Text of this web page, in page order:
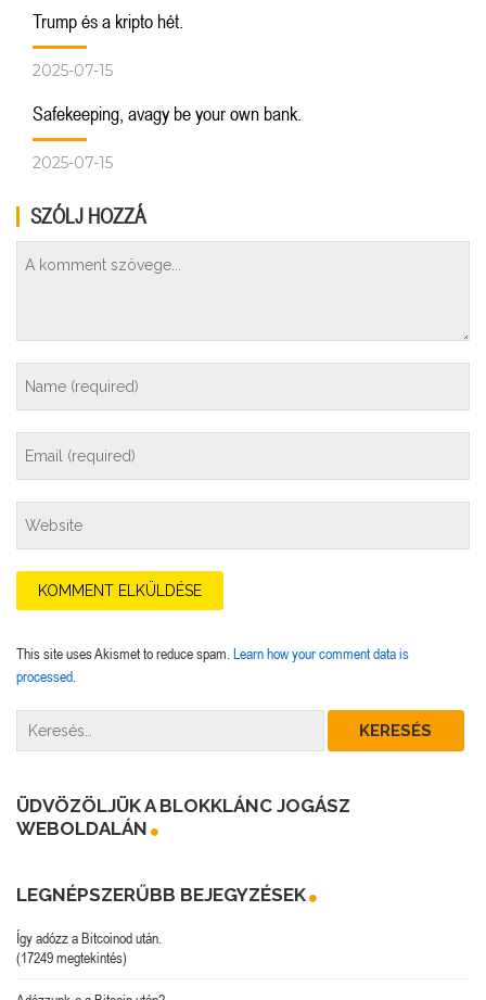
Trump és a kripto hét.
2025-07-15
Safekeeping, avagy be your own bank.
2025-07-15
SZÓLJ HOZZÁ
This site uses Akismet to reduce spam. Learn how your comment data is
processed.
ÜDVÖZÖLJÜK A BLOKKLÁNC JOGÁSZ
WEBOLDALÁN
LEGNÉPSZERŰBB BEJEGYZÉSEK
Így adózz a Bitcoinod után.
(17249 megtekintés)